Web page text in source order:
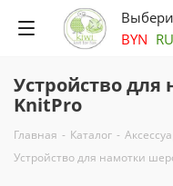
BYN
Устройство
KnitPro
Главная - Каталог -
Устройство для намотки